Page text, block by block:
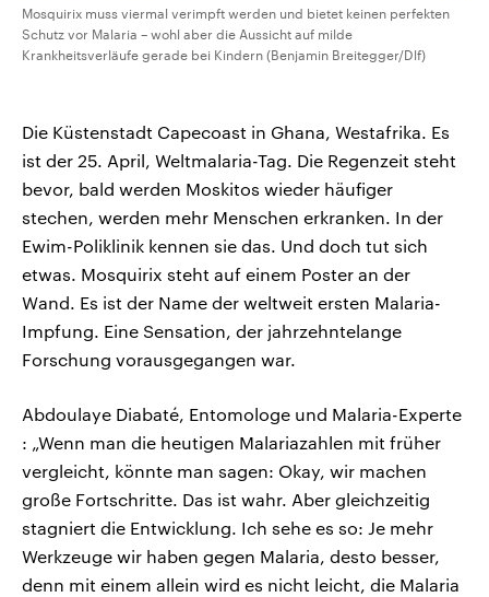
Mosquirix muss viermal verimpft werden und bietet keinen perfekten
Schutz vor Malaria – wohl aber die Aussicht auf milde
Krankheitsverläufe gerade bei Kindern (Benjamin Breitegger/Dlf)
Die Küstenstadt Capecoast in Ghana, Westafrika. Es
ist der 25. April, Weltmalaria-Tag. Die Regenzeit steht
bevor, bald werden Moskitos wieder häufiger
stechen, werden mehr Menschen erkranken. In der
Ewim-Poliklinik kennen sie das. Und doch tut sich
etwas. Mosquirix steht auf einem Poster an der
Wand. Es ist der Name der weltweit ersten Malaria-
Impfung. Eine Sensation, der jahrzehntelange
Forschung vorausgegangen war.
Abdoulaye Diabaté, Entomologe und Malaria-Experte
: „Wenn man die heutigen Malariazahlen mit früher
vergleicht, könnte man sagen: Okay, wir machen
große Fortschritte. Das ist wahr. Aber gleichzeitig
stagniert die Entwicklung. Ich sehe es so: Je mehr
Werkzeuge wir haben gegen Malaria, desto besser,
denn mit einem allein wird es nicht leicht, die Malaria